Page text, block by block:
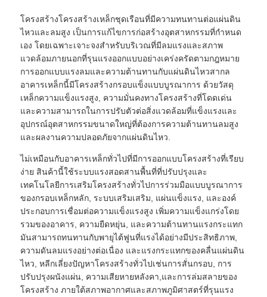
บ้าน
สินค้า
รายการ VR
เกี่ยวกับเรา
ทัวร์โรงงาน
การควบคุมคุณภาพ
โครงสร้างโครงสร้างเหล็กชุดเรือนที่มีความทนทานต่อแผ่นดิน
ไหวและลมสูง เป็นการแก้ไขการก่อสร้างอุตสาหกรรมที่กําหนด
เอง โดยเฉพาะเจาะจงสําหรับบริเวณที่มีลมแรงและสภาพ
แวดล้อมภายนอกที่รุนแรงออกแบบอย่างเคร่งครัดตามกฎหมาย
การออกแบบแรงลมและความต้านทานกับแผ่นดินไหวสากล
อาคารเหล็กนี้มีโครงสร้างกรอบแข็งแบบบูรณาการ ด้วยวัสดุ
เหล็กความแข็งแรงสูง, ความมั่นคงทางโครงสร้างที่โดดเด่น
และความสามารถในการปรับตัวต่อสิ่งแวดล้อมที่แข็งแรงและ
อุปกรณ์อุตสาหกรรมขนาดใหญ่ที่ต้องการความต้านทานลมสูง
และผลงานความปลอดภัยจากแผ่นดินไหว.
ไม่เหมือนกับอาคารเหล็กทั่วไปที่มีการออกแบบโครงสร้างที่เรียบ
ง่าย สินค้านี้ใช้ระบบแรงสอดสานพื้นที่ที่ปรับปรุงและ
เทคโนโลยีการเสริมโครงสร้างทั่วไปการร่วมมือแบบบูรณาการ
ของกรอบเหล็กหลัก, ระบบเสริมเสริม, แผ่นแข็งแรง, และองค์
ประกอบการเชื่อมต่อความแข็งแรงสูง เพิ่มความแข็งแกร่งโดย
รวมของอาคาร, ความยืดหยุ่น, และความต้านทานแรงกระแทก
มันสามารถทนทานกับพายุไต้ฟูนที่แรงได้อย่างมีประสิทธิภาพ,
ความดันลมแรงอย่างต่อเนื่อง และแรงกระแทกของคลื่นแผ่นดิน
ไหว, หลีกเลี่ยงปัญหาโครงสร้างทั่วไปเช่นการสั่นกรอบ, การ
ปรับปรุงผนังแผ่น, ความเสียหายหลังคา,และการล่มสลายของ
โครงสร้าง ภายใต้สภาพอากาศและสภาพภูมิศาสตร์ที่รุนแรง